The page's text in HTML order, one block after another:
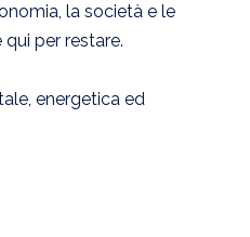
la società e le
per restare.
energetica ed